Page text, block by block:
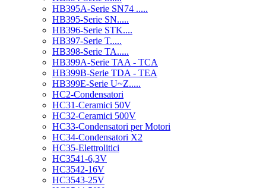
HB395A-Serie SN74 .....
HB395-Serie SN.....
HB396-Serie STK....
HB397-Serie T.....
HB398-Serie TA.....
HB399A-Serie TAA - TCA
HB399B-Serie TDA - TEA
HB399E-Serie U~Z.....
HC2-Condensatori
HC31-Ceramici 50V
HC32-Ceramici 500V
HC33-Condensatori per Motori
HC34-Condensatori X2
HC35-Elettrolitici
HC3541-6,3V
HC3542-16V
HC3543-25V